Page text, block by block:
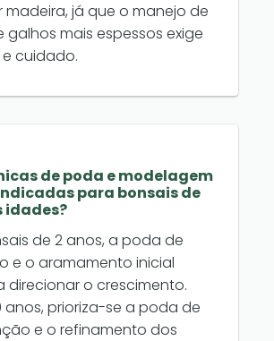
madeira, já que o manejo de
galhos mais espessos exige
cuidado.
de poda e modelagem
para bonsais de
idades?
de 2 anos, a poda de
e o aramamento inicial
direcionar o crescimento.
anos, prioriza-se a poda de
e o refinamento dos